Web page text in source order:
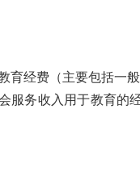
经费（主要包括一
务收入用于教育的